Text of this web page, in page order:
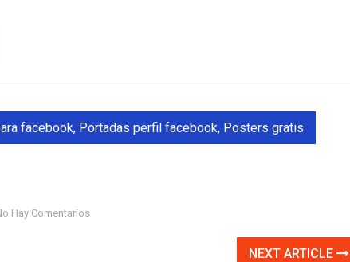
facebook, Portadas perfil facebook, Posters gratis
Hay Comentarios
NEXT ARTICLE